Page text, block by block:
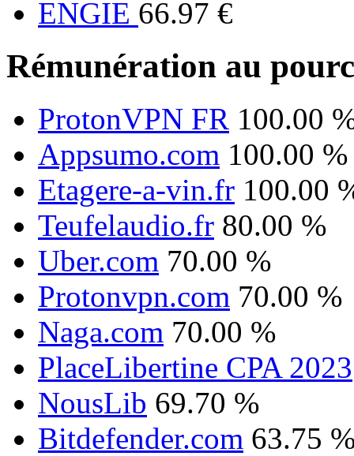
ENGIE 66.97 €
Rémunération au
ProtonVPN FR 100.00
Appsumo.com 100.00 %
Etagere-a-vin.fr 100.00
Teufelaudio.fr 80.00 %
Uber.com 70.00 %
Protonvpn.com 70.00 %
Naga.com 70.00 %
PlaceLibertine CPA 2023
NousLib 69.70 %
Bitdefender.com 63.75